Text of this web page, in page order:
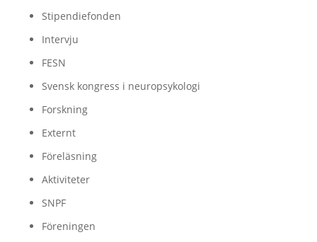
Stipendiefonden
Intervju
FESN
Svensk kongress i neuropsykologi
Forskning
Externt
Föreläsning
Aktiviteter
SNPF
Föreningen